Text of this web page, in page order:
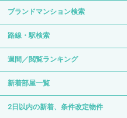
ブランドマンション検索
路線・駅検索
週間／閲覧ランキング
新着部屋一覧
2日以内の新着、条件改定物件